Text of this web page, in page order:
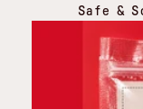
Safe &